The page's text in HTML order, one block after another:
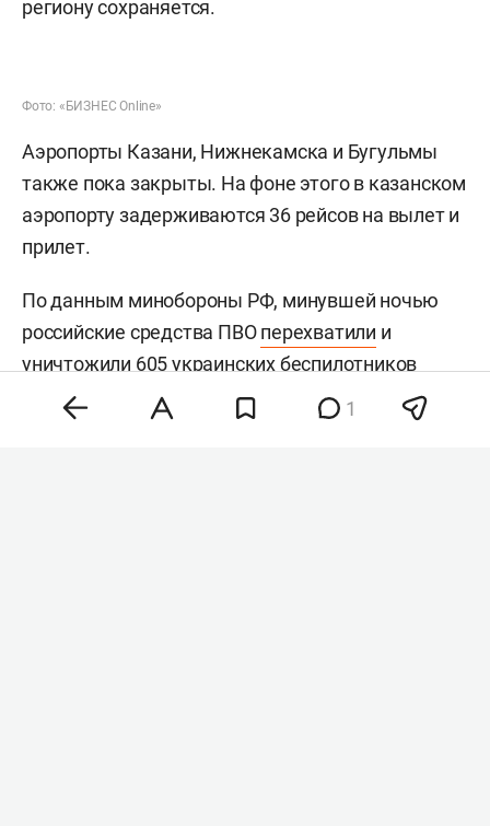
региону сохраняется.
Фото: «БИЗНЕС Online»
Аэропорты Казани, Нижнекамска и Бугульмы
также пока закрыты. На фоне этого в казанском
аэропорту задерживаются 36 рейсов на вылет и
прилет.
По данным минобороны РФ, минувшей ночью
российские средства ПВОперехватили и
уничтожили 605 украинских беспилотников
самолетного типа над 19 регионами и
акваториями Азовского и Черного морей. В
1